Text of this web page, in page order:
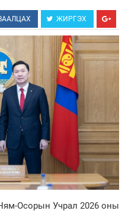
ЖИРГЭХ
Осорын Учрал 2026 оны